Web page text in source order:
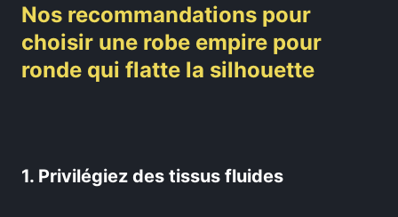
Nos recommandations pour
choisir une robe empire pour
ronde qui flatte la silhouette
1. Privilégiez des tissus fluides